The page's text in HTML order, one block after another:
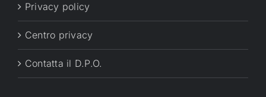
Privacy policy
Centro privacy
Contatta il D.P.O.